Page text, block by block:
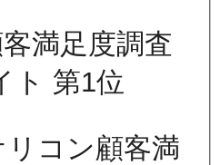
リコン顧客満